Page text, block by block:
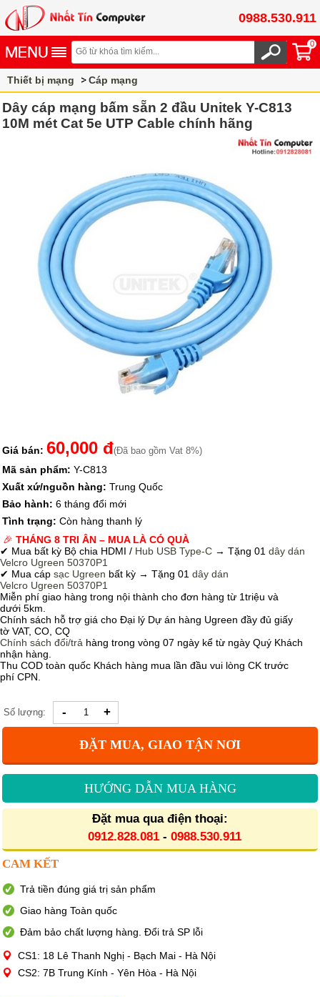
0988.530.911
0
Thiết bị mạng Cáp mạng
Dây cáp mạng bấm sẵn 2 đầu Unitek Y-C813
10M mét Cat 5e UTP Cable chính hãng
Giá bán: 60,000 đ(Đã bao gồm Vat 8%)
Mã sản phẩm: Y-C813
Xuất xứ/nguồn hàng: Trung Quốc
Bảo hành: 6 tháng đổi mới
Tình trạng: Còn hàng thanh lý
🎉 THÁNG 8 TRI ÂN – MUA LÀ CÓ QUÀ
✔ Mua bất kỳ Bộ chia HDMI / Hub USB Type-C → Tặng 01 dây dán
Velcro Ugreen 50370P1
✔ Mua cáp sạc Ugreen bất kỳ → Tặng 01 dây dán
Velcro Ugreen 50370P1
Miễn phí giao hàng trong nội thành cho đơn hàng từ 1triệu và
dưới 5km.
Chính sách hỗ trợ giá cho Đại lý Dự án hàng Ugreen đầy đủ giấy
tờ VAT, CO, CQ
Chính sách đổi/trả hàng trong vòng 07 ngày kể từ ngày Quý Khách
nhận hàng.
Thu COD toàn quốc Khách hàng mua lần đầu vui lòng CK trước
phí CPN.
Số lượng: - +
ĐẶT MUA, GIAO TẬN NƠI
HƯỚNG DẪN MUA HÀNG
Đặt mua qua điện thoại:
0912.828.081 - 0988.530.911
CAM KẾT
Trả tiền đúng giá trị sản phẩm
Giao hàng Toàn quốc
Đảm bảo chất lượng hàng. Đổi trả SP lỗi
CS1: 18 Lê Thanh Nghị - Bạch Mai - Hà Nội
CS2: 7B Trung Kính - Yên Hòa - Hà Nội